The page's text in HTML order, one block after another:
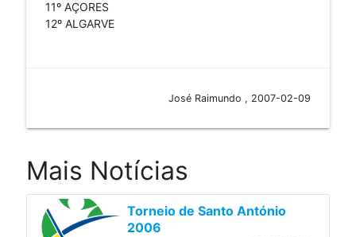
11º AÇORES
12º ALGARVE
José Raimundo , 2007-02-09
Mais Notícias
Torneio de Santo António
2006